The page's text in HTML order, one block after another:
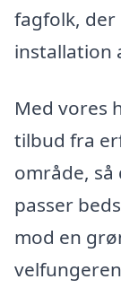
fagfolk, der
installation
Med vores
tilbud fra
område,
passer
mod en